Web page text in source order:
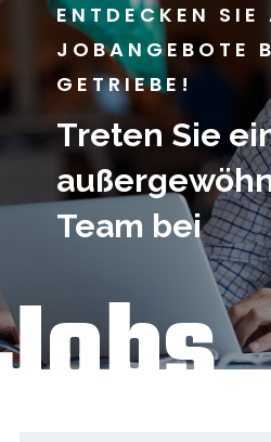
ENTDECKEN SIE
JOBANGEBOTE
GETRIEBE!
Treten Sie
Team bei